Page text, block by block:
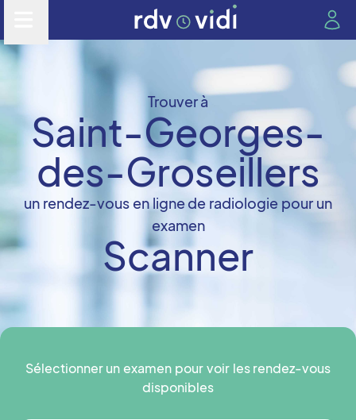
Trouver à
Saint-Georges-
des-Groseillers
un rendez-vous en ligne de radiologie pour un
examen
Scanner
Sélectionner un examen pour voir les rendez-vous
disponibles